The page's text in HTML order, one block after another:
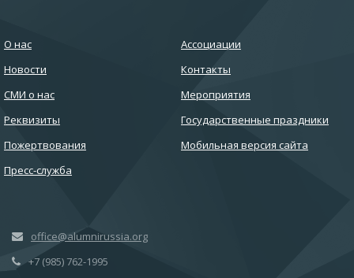
О нас
Новости
СМИ о нас
Ассоциации
Контакты
Мероприятия
Реквизиты
Пожертвования
Пресс-служба
Государственные праздники
Мобильная версия сайта
office@alumnirussia.org
+7 (985) 762-1995